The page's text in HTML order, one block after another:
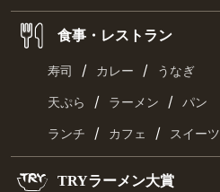
食事・レストラン
寿司 / カレー / うなぎ
天ぷら / ラーメン / パン
ランチ / カフェ / スイーツ
TRYラーメン大賞